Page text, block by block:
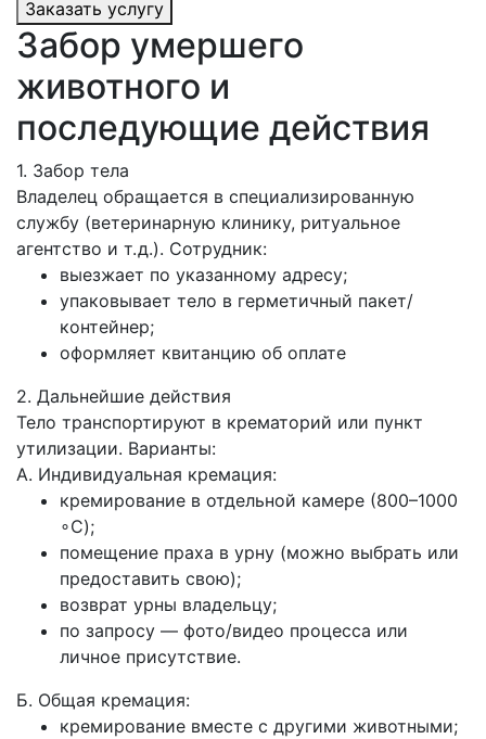
Заказать услугу
Забор умершего
животного и
последующие действия
1. Забор тела
Владелец обращается в специализированную
службу (ветеринарную клинику, ритуальное
агентство и т. д.). Сотрудник:
выезжает по указанному адресу;
упаковывает тело в герметичный пакет/
контейнер;
оформляет квитанцию об оплате
2. Дальнейшие действия
Тело транспортируют в крематорий или пункт
утилизации. Варианты:
А. Индивидуальная кремация:
кремирование в отдельной камере (800–1000
∘C);
помещение праха в урну (можно выбрать или
предоставить свою);
возврат урны владельцу;
по запросу — фото/видео процесса или
личное присутствие.
Б. Общая кремация:
кремирование вместе с другими животными;